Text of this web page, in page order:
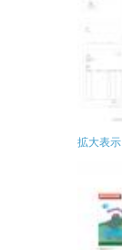
拡大表示